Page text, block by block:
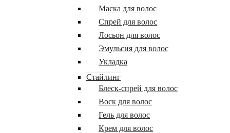
Маска для волос
Спрей для волос
Лосьон для волос
Эмульсия для волос
Укладка
Стайлинг
Блеск-спрей для волос
Воск для волос
Гель для волос
Крем для волос